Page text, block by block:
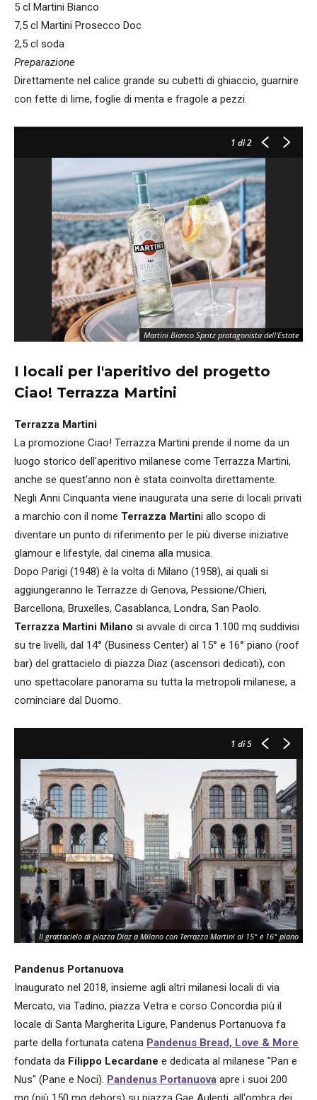
5 cl Martini Bianco
7,5 cl Martini Prosecco Doc
2,5 cl soda
Preparazione
Direttamente nel calice grande su cubetti di ghiaccio, guarnire
con fette di lime, foglie di menta e fragole a pezzi.
1 di 2
Martini Bianco Spritz protagonista dell'Estate
I locali per l'aperitivo del progetto
Ciao! Terrazza Martini
Terrazza Martini
La promozione Ciao! Terrazza Martini prende il nome da un
luogo storico dell'aperitivo milanese come Terrazza Martini,
anche se quest'anno non è stata coinvolta direttamente.
Negli Anni Cinquanta viene inaugurata una serie di locali privati
a marchio con il nome Terrazza Martini allo scopo di
diventare un punto di riferimento per le più diverse iniziative
glamour e lifestyle, dal cinema alla musica.
Dopo Parigi (1948) è la volta di Milano (1958), ai quali si
aggiungeranno le Terrazze di Genova, Pessione/Chieri,
Barcellona, Bruxelles, Casablanca, Londra, San Paolo.
Terrazza Martini Milano si avvale di circa 1.100 mq suddivisi
su tre livelli, dal 14° (Business Center) al 15° e 16° piano (roof
bar) del grattacielo di piazza Diaz (ascensori dedicati), con
uno spettacolare panorama su tutta la metropoli milanese, a
cominciare dal Duomo.
1 di 5
Il grattacielo di piazza Diaz a Milano con Terrazza Martini al 15° e 16° piano
Pandenus Portanuova
Inaugurato nel 2018, insieme agli altri milanesi locali di via
Mercato, via Tadino, piazza Vetra e corso Concordia più il
locale di Santa Margherita Ligure, Pandenus Portanuova fa
parte della fortunata catena Pandenus Bread, Love & More
fondata da Filippo Lecardane e dedicata al milanese "Pan e
Nus" (Pane e Noci). Pandenus Portanuova apre i suoi 200